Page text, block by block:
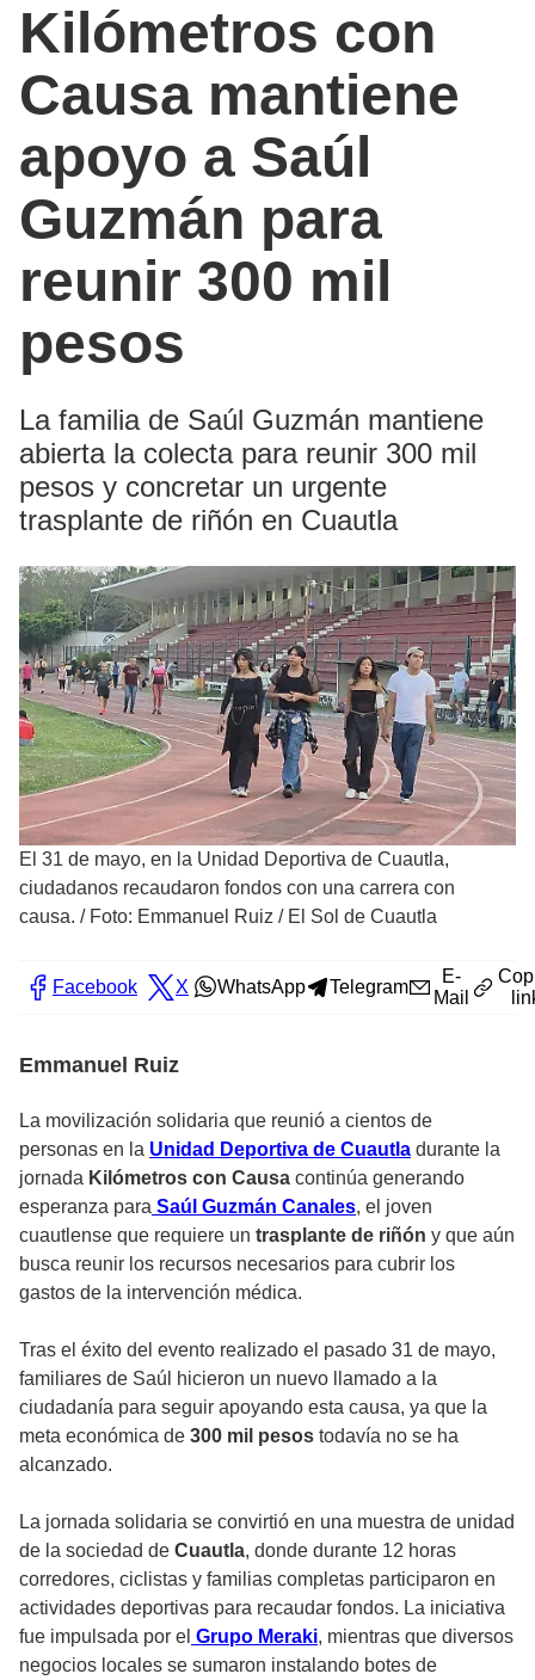
Kilómetros con
Causa mantiene
apoyo a Saúl
Guzmán para
reunir 300 mil
pesos
La familia de Saúl Guzmán mantiene
abierta la colecta para reunir 300 mil
pesos y concretar un urgente
trasplante de riñón en Cuautla
El 31 de mayo, en la Unidad Deportiva de Cuautla,
ciudadanos recaudaron fondos con una carrera con
causa. / Foto: Emmanuel Ruiz / El Sol de Cuautla
Facebook X WhatsApp Telegram
E-
Mail
Emmanuel Ruiz
La movilización solidaria que reunió a cientos de
personas en la Unidad Deportiva de Cuautla durante la
jornada Kilómetros con Causa continúa generando
esperanza para Saúl Guzmán Canales, el joven
cuautlense que requiere un trasplante de riñón y que aún
busca reunir los recursos necesarios para cubrir los
gastos de la intervención médica.
Tras el éxito del evento realizado el pasado 31 de mayo,
familiares de Saúl hicieron un nuevo llamado a la
ciudadanía para seguir apoyando esta causa, ya que la
meta económica de 300 mil pesos todavía no se ha
alcanzado.
La jornada solidaria se convirtió en una muestra de unidad
de la sociedad de Cuautla, donde durante 12 horas
corredores, ciclistas y familias completas participaron en
actividades deportivas para recaudar fondos. La iniciativa
fue impulsada por el Grupo Meraki, mientras que diversos
negocios locales se sumaron instalando botes de